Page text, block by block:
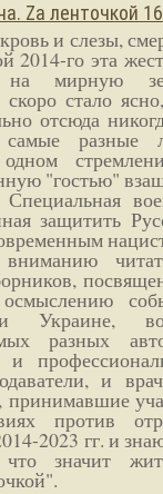
Zа ленточкой
и слезы,
2014-го эта
мирную
стало
отсюда
разные
"гостью"
Специальная
защитить
осмыслению
Украине,
разных
и
и
принимавшие
против
2023 гг. и
значит